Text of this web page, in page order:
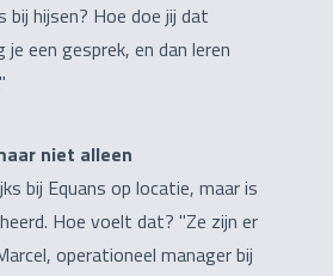
bij hijsen? Hoe doe jij dat
je een gesprek, en dan leren
niet alleen
bij Equans op locatie, maar is
Hoe voelt dat? "Ze zijn er
operationeel manager bij